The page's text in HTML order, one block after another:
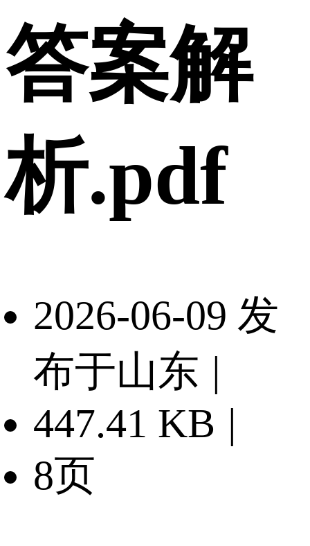
答案解
析.pdf
2026-06-09 发
布于山东 |
447.41 KB |
8页